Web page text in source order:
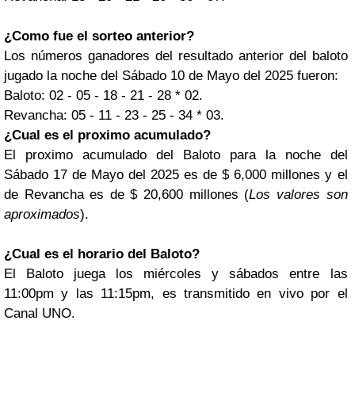
¿Como fue el sorteo anterior?
Los números ganadores del resultado anterior del baloto
jugado la noche del Sábado 10 de Mayo del 2025 fueron:
Baloto: 02 - 05 - 18 - 21 - 28 * 02.
Revancha: 05 - 11 - 23 - 25 - 34 * 03.
¿Cual es el proximo acumulado?
El proximo acumulado del Baloto para la noche del
Sábado 17 de Mayo del 2025 es de $ 6,000 millones y el
de Revancha es de $ 20,600 millones (Los valores son
aproximados).
¿Cual es el horario del Baloto?
El Baloto juega los miércoles y sábados entre las
11:00pm y las 11:15pm, es transmitido en vivo por el
Canal UNO.